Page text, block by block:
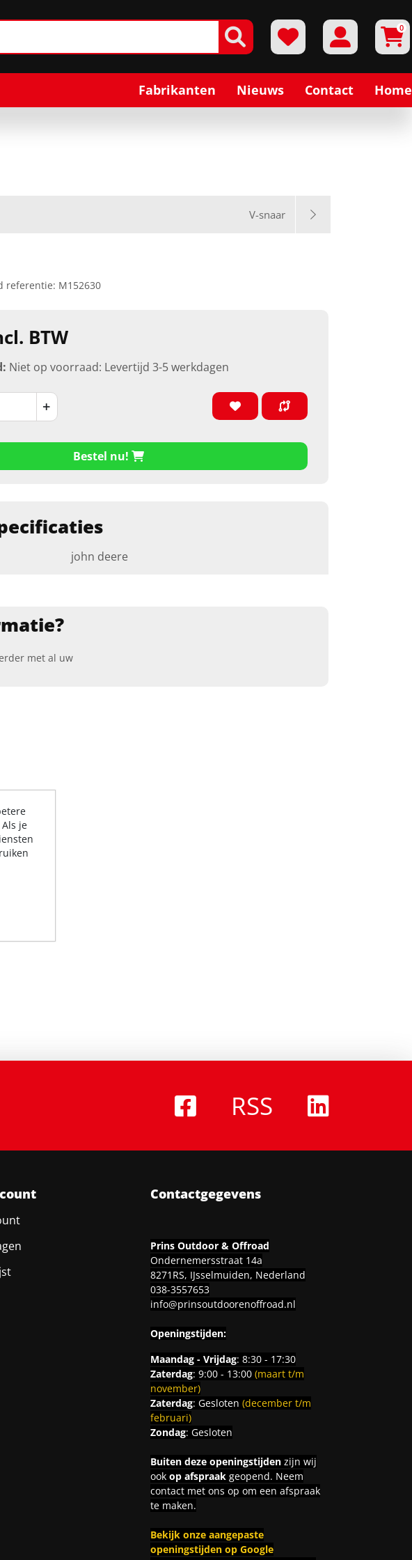
0
Fabrikanten Nieuws Contact Home
V-snaar
referentie: M152630
BTW
Niet op voorraad: Levertijd 3-5 werkdagen
+
Bestel nu!
john deere
met al uw
RSS
Contactgegevens
Prins Outdoor & Offroad
Ondernemersstraat 14a
8271RS, IJsselmuiden, Nederland
038-3557653
info@prinsoutdoorenoffroad.nl
Openingstijden:
Maandag - Vrijdag: 8:30 - 17:30
Zaterdag: 9:00 - 13:00 (maart t/m
november)
Zaterdag: Gesloten (december t/m
februari)
Zondag: Gesloten
Buiten deze openingstijdenzijn wij
ook op afspraakgeopend. Neem
contact met ons op om een afspraak
te maken.
Bekijk onze aangepaste
openingstijden op Google
je